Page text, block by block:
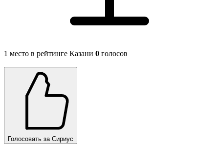
1 место в рейтинге Казани 0 голосов
Голосовать за Сириус